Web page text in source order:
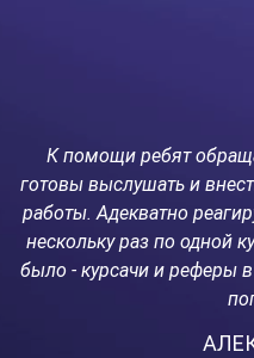
К помощи ребят
готовы выслушать и
работы. Адекватно
нескольку раз по одной
было - курсачи и реферы